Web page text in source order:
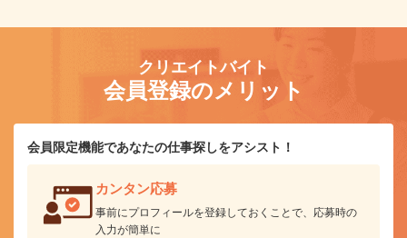
クリエイトバイト
会員登録のメリット
会員限定機能であなたの仕事探しをアシスト！
カンタン応募
事前にプロフィールを登録しておくことで、応募時の
入力が簡単に